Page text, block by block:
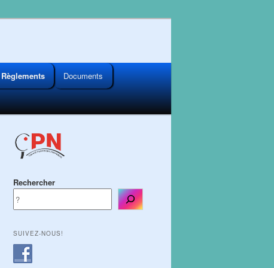
Règlements Documents
Rechercher
SUIVEZ-NOUS!